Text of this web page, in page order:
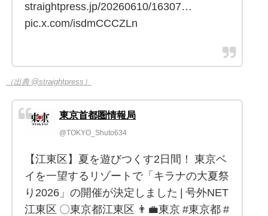
straightpress.jp/20260610/16307…
pic.x.com/isdmCCCZLn
（出典 @straightpress）
東京首都圏情報局
@TOKYO_Shuto634
【江東区】夏を遊びつくす2日間！ 東京ベ
イを一望するリゾートで「キラナの大夏祭
り2026」の開催が決定しました | 号外NET
江東区 〇東京都江東区 👨‍💼東京 #東京都 #